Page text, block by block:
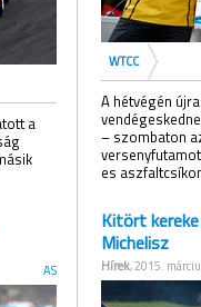
a
AS
WTCC
A hétvégén
– szombaton
es
Kitört
Michelisz
Hírek, 2015.